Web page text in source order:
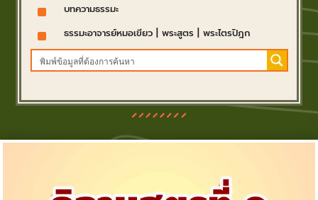
^ บทความธรรมะ
^ ธรรมะอาจารย์หมอเขียว| พระสูตร| พระไตรปิฎก